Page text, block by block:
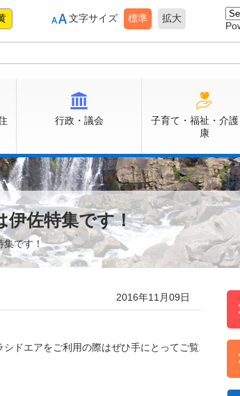
文字サイズ 標準 拡大
行政・議会
子育て・福祉・介
康
伊佐特集です！
集です！
2016年11月09日
ドエアをご利用の際はぜひ手にとってご覧